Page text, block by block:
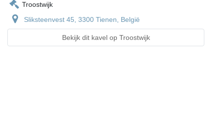
Troostwijk
Sliksteenvest 45, 3300 Tienen, België
Bekijk dit kavel op Troostwijk